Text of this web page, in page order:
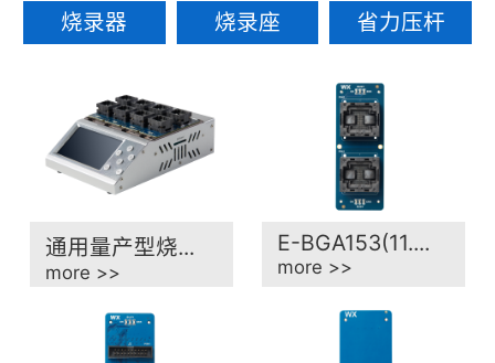
烧录器 烧录座 省力压杆
通用量产型烧...
more >>
E-BGA153(11....
more >>